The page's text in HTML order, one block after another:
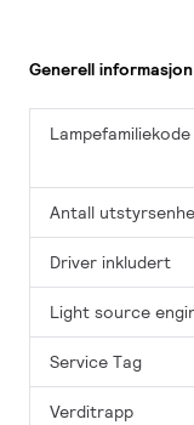
Generell informasjon
Lampefamiliekode
Antall
Driver inkludert
Light source
Service Tag
Verditrapp